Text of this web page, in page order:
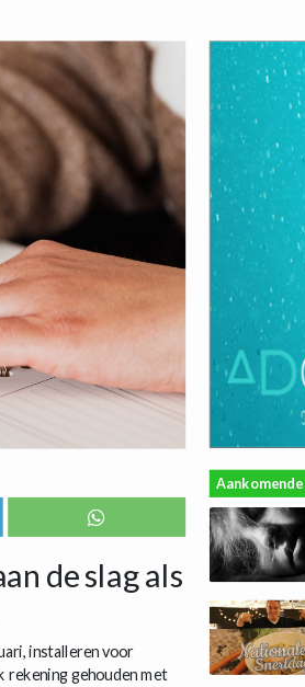
de slag als
installeren voor
rekening gehouden met